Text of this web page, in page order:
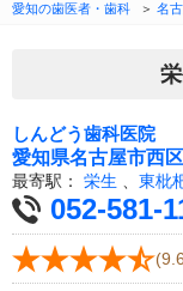
愛知の歯医者・歯科
＞ 名
しんどう歯科医院
愛知県名古屋市西区
最寄駅： 栄生 東枇
052-581-